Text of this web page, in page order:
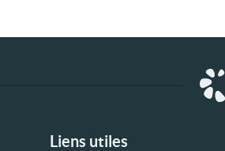
Liens utiles